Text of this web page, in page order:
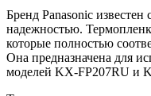
Бренд Panasonic
надежностью.
которые полностью
Она предназначена для
моделей KX-FP207RU и